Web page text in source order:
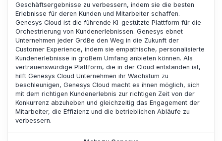
Geschäftsergebnisse zu verbessern, indem sie die besten
Erlebnisse für deren Kunden und Mitarbeiter schaffen.
Genesys Cloud ist die führende KI-gestützte Plattform für die
Orchestrierung von Kundenerlebnissen. Genesys ebnet
Unternehmen jeder Größe den Weg in die Zukunft der
Customer Experience, indem sie empathische, personalisierte
Kundenerlebnisse in großem Umfang anbieten können. Als
vertrauenswürdige Plattform, die in der Cloud entstanden ist,
hilft Genesys Cloud Unternehmen ihr Wachstum zu
beschleunigen, Genesys Cloud macht es ihnen möglich, sich
mit dem richtigen Kundenerlebnis zur richtigen Zeit von der
Konkurrenz abzuheben und gleichzeitig das Engagement der
Mitarbeiter, die Effizienz und die betrieblichen Abläufe zu
verbessern.